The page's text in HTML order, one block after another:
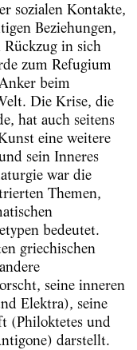
sozialen Kontakte,
Beziehungen,
in sich
zum Refugium
beim
Die Krise, die
hat auch seitens
eine weitere
sein Inneres
war die
Themen,
bedeutet.
griechischen
seine inneren
Elektra), seine
(Philoktetes und
darstellt.